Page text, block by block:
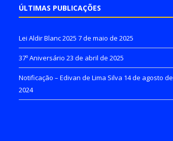
ÚLTIMAS PUBLICAÇÕES
Lei Aldir Blanc 2025 7 de maio de 2025
37º Aniversário 23 de abril de 2025
Notificação – Edivan de Lima Silva 14 de agosto de
2024